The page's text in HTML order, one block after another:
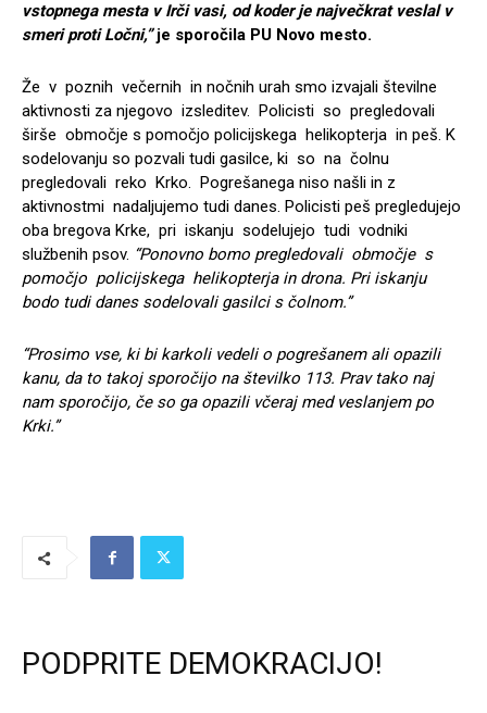
vstopnega mesta v Irči vasi, od koder je največkrat veslal v
smeri proti Ločni,”je sporočila PU Novo mesto.
Že v poznih večernih in nočnih urah smo izvajali številne
aktivnosti za njegovo izsleditev. Policisti so pregledovali
širše območje s pomočjo policijskega helikopterja in peš. K
sodelovanju so pozvali tudi gasilce, ki so na čolnu
pregledovali reko Krko. Pogrešanega niso našli in z
aktivnostmi nadaljujemo tudi danes. Policisti peš pregledujejo
oba bregova Krke, pri iskanju sodelujejo tudi vodniki
službenih psov. “Ponovno bomo pregledovali območje s
pomočjo policijskega helikopterja in drona. Pri iskanju
bodo tudi danes sodelovali gasilci s čolnom.”
“Prosimo vse, ki bi karkoli vedeli o pogrešanem ali opazili
kanu, da to takoj sporočijo na številko 113. Prav tako naj
nam sporočijo, če so ga opazili včeraj med veslanjem po
Krki.”
PODPRITE DEMOKRACIJO!